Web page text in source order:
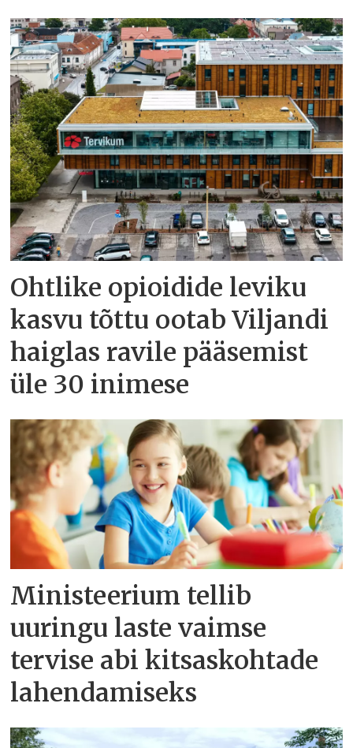
Ohtlike opioidide leviku
kasvu tõttu ootab Viljandi
haiglas ravile pääsemist
üle 30 inimese
Ministeerium tellib
uuringu laste vaimse
tervise abi kitsaskohtade
lahendamiseks